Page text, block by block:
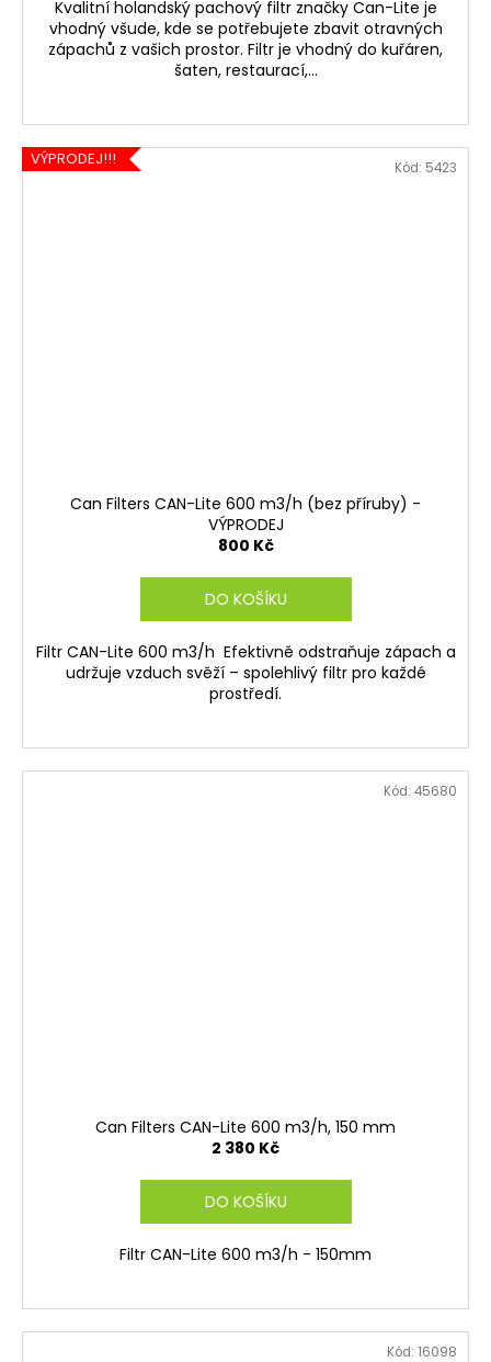
Kvalitní holandský pachový filtr značky Can-Lite je
vhodný všude, kde se potřebujete zbavit otravných
zápachů z vašich prostor. Filtr je vhodný do kuřáren,
šaten, restaurací,...
VÝPRODEJ!!!
Can Filters CAN-Lite 600 m3/h (bez příruby) -
VÝPRODEJ
800 Kč
DO KOŠÍKU
Filtr CAN-Lite 600 m3/h Efektivně odstraňuje zápach a
udržuje vzduch svěží – spolehlivý filtr pro každé
prostředí.
Kód: 5423
Can Filters CAN-Lite 600 m3/h, 150 mm
2 380 Kč
DO KOŠÍKU
Filtr CAN-Lite 600 m3/h - 150mm
Kód: 45680
Kód: 16098